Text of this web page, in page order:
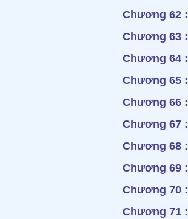
Chương 62 :
Chương 63 :
Chương 64 :
Chương 65 :
Chương 66 :
Chương 67 :
Chương 68 :
Chương 69 :
Chương 70 :
Chương 71 :